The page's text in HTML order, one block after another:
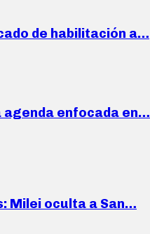
de habilitación a…
agenda enfocada en…
Milei oculta a San…